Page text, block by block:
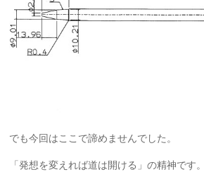
でも今回はここで諦めませんでした。
「発想を変えれば道は開ける」の精神です。